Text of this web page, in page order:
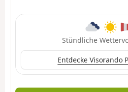
Stündliche
Entdecke Visorando